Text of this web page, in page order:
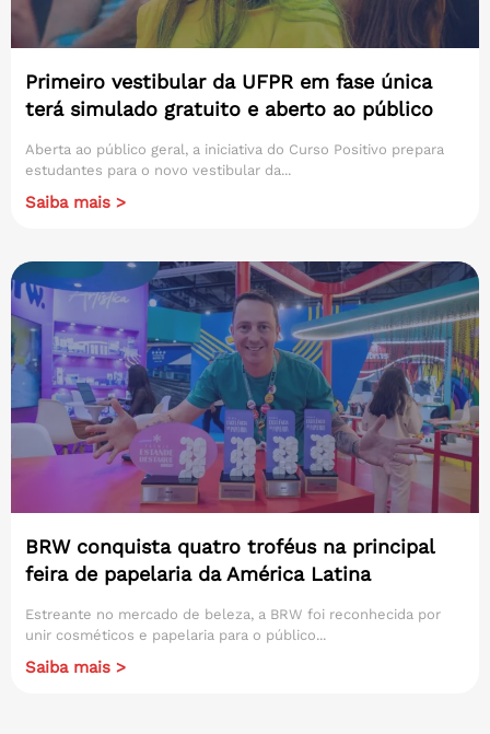
Primeiro vestibular da UFPR em fase única
terá simulado gratuito e aberto ao público
Aberta ao público geral, a iniciativa do Curso Positivo prepara
estudantes para o novo vestibular da...
Saiba mais >
BRW conquista quatro troféus na principal
feira de papelaria da América Latina
Estreante no mercado de beleza, a BRW foi reconhecida por
unir cosméticos e papelaria para o público...
Saiba mais >